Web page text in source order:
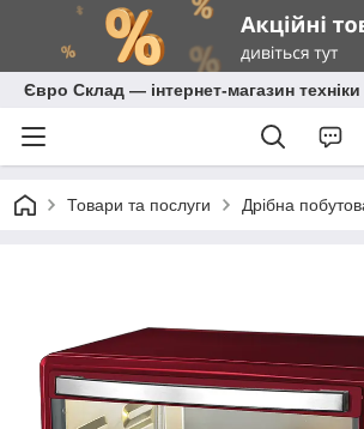
Євро Склад — інтернет-магазин
Товари та послуги Дрібна